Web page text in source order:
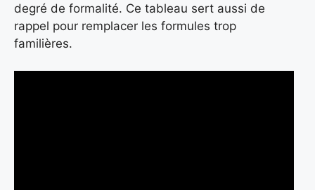
degré de formalité. Ce tableau sert aussi de
rappel pour remplacer les formules trop
familières.